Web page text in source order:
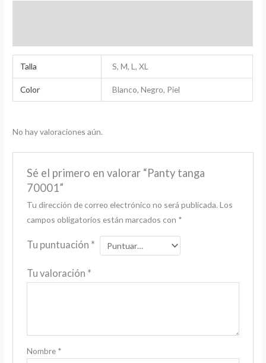
Talla S, M, L, XL
Color Blanco, Negro, Piel
No hay valoraciones aún.
Sé el primero en valorar “Panty tanga
70001”
Tu dirección de correo electrónico no será publicada. Los
campos obligatorios están marcados con *
Tu puntuación *
Tu valoración *
Nombre *